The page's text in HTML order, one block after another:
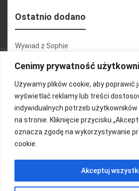
Cenimy prywatność
Używamy plików cookie, aby poprawić
wyświetlać reklamy lub treści
indywidualnych potrzeb
na stronie. Kliknięcie przycisku
oznacza zgodę na wykorzystywanie
cookie.
Akceptuj
Ostatnio dodano
Wywiad z Sophie
Konferencja 2.1
Martyna Wojciechowska
Relacja zdjęciowa 25.09.2024r (cz.2)
Wywiady z uczestnikami
FUNDACJA